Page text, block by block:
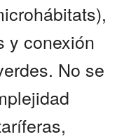
y conexión
No se